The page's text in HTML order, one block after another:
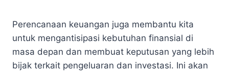
Perencanaan keuangan juga membantu kita
untuk mengantisipasi kebutuhan finansial di
masa depan dan membuat keputusan yang lebih
bijak terkait pengeluaran dan investasi. Ini akan